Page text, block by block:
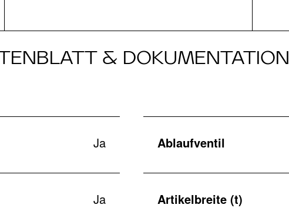
& DOKUMENTATION
Ja Ablaufventil
Ja Artikelbreite (t)